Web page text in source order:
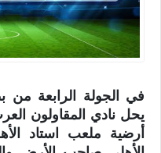
في الجولة الرابعة من
يحل نادي المقاولون
أرضية ملعب استاد